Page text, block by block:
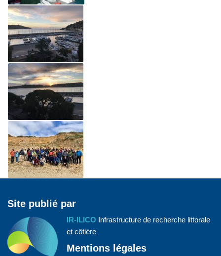
Site publié par
IR-ILICO Infrastructure de recherche littorale
et côtière
Mentions légales